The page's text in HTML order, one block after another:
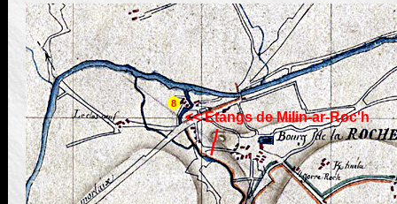
<< Etangs de Milin-ar-Roc'h
/
/
8